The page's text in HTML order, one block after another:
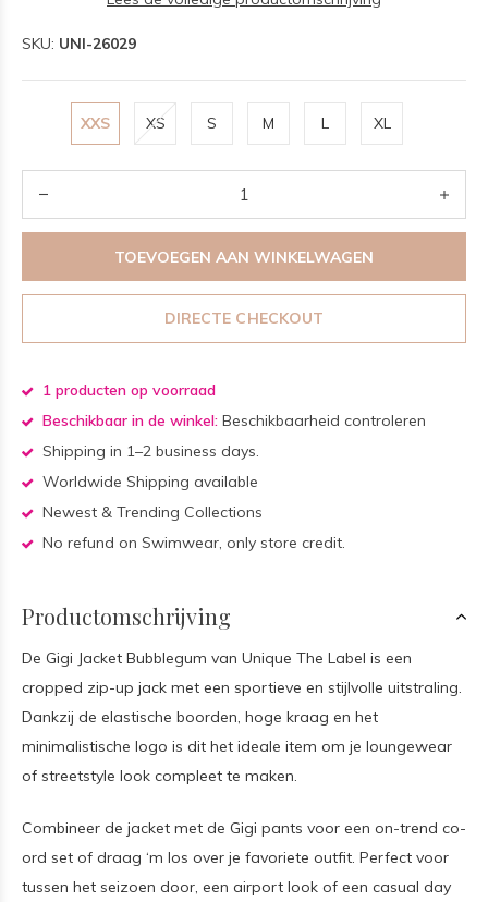
SKU: UNI-26029
XXS XS S M L XL
TOEVOEGEN AAN WINKELWAGEN
DIRECTE CHECKOUT
1 producten op voorraad
Beschikbaar in de winkel: Beschikbaarheid controleren
Shipping in 1–2 business days.
Worldwide Shipping available
Newest & Trending Collections
No refund on Swimwear, only store credit.
Productomschrijving
De Gigi Jacket Bubblegum van Unique The Label is een
cropped zip-up jack met een sportieve en stijlvolle uitstraling.
Dankzij de elastische boorden, hoge kraag en het
minimalistische logo is dit het ideale item om je loungewear
of streetstyle look compleet te maken.
Combineer de jacket met de Gigi pants voor een on-trend co-
ord set of draag ‘m los over je favoriete outfit. Perfect voor
tussen het seizoen door, een airport look of een casual day